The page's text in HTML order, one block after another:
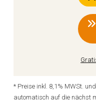
* Preise inkl. 8,1% MWSt.
automatisch auf die nächst